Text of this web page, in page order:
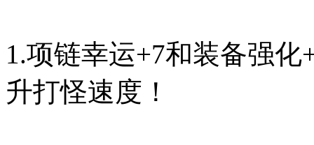
1.项链幸运+7和装备强
升打怪速度！